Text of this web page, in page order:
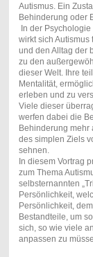
Autismus. Ein
Behinderung oder
In der
wirkt sich
und den Alltag der
zu den
dieser Welt. Ihre
Mentalität,
erleben und zu
Viele dieser
werfen dabei die
Behinderung mehr
des simplen Ziels
sehnen.
In diesem Vortrag
zum Thema
selbsternannten
Persönlichkeit,
Persönlichkeit,
Bestandteile, um
sich, so wie viele
anpassen zu